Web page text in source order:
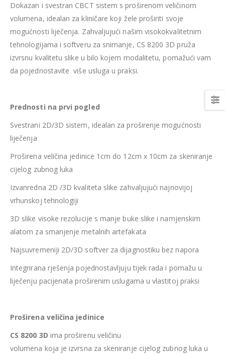
Dokazan i svestran CBCT sistem s proširenom veličinom
volumena, idealan za kliničare koji žele proširiti svoje
mogućnosti liječenja. Zahvaljujući našim visokokvalitetnim
tehnologijama i softveru za snimanje, CS 8200 3D pruža
izvrsnu kvalitetu slike u bilo kojem modalitetu, pomažući vam
da pojednostavite više usluga u praksi.
Prednosti na prvi pogled
Svestrani 2D/3D sistem, idealan za proširenje mogućnosti
liječenja
Proširena veličina jedinice 1cm do 12cm x 10cm za skeniranje
cijelog zubnog luka
Izvanredna 2D /3D kvaliteta slike zahvaljujući najnovijoj
vrhunskoj tehnologiji
3D slike visoke rezolucije s manje buke slike i namjenskim
alatom za smanjenje metalnih artefakata
Najsuvremeniji 2D/3D softver za dijagnostiku bez napora
Integrirana rješenja pojednostavljuju tijek rada i pomažu u
liječenju pacijenata proširenim uslugama u vlastitoj praksi
Proširena veličina jedinice
CS 8200 3D ima proširenu veličinu
volumena koja je izvrsna za skeniranje cijelog zubnog luka u